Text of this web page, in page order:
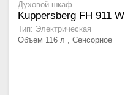
Духовой шкаф
Kuppersberg FH 911 W
Тип: Электрическая
Объем 116 л , Сенсорное